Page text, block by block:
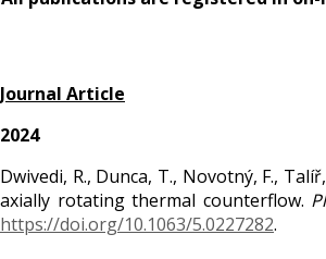
Journal Article
2024
Dwivedi, R., Dunca, T., Novotný, F.,
axially rotating thermal counterflow.
https://doi.org/10.1063/5.0227282.